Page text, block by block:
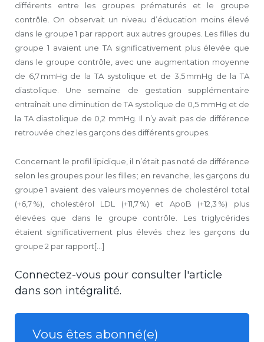
différents entre les groupes prématurés et le groupe
contrôle. On observait un niveau d’éducation moins élevé
dans le groupe 1 par rapport aux autres groupes. Les filles du
groupe 1 avaient une TA significativement plus élevée que
dans le groupe contrôle, avec une augmentation moyenne
de 6,7 mmHg de la TA systolique et de 3,5 mmHg de la TA
diastolique. Une semaine de gestation supplémentaire
entraînait une diminution de TA systolique de 0,5 mmHg et de
la TA diastolique de 0,2 mmHg. Il n’y avait pas de différence
retrouvée chez les garçons des différents groupes.
Concernant le profil lipidique, il n’était pas noté de différence
selon les groupes pour les filles ; en revanche, les garçons du
groupe 1 avaient des valeurs moyennes de cholestérol total
(+6,7 %), cholestérol LDL (+11,7 %) et ApoB (+12,3 %) plus
élevées que dans le groupe contrôle. Les triglycérides
étaient significativement plus élevés chez les garçons du
groupe 2 par rapport[...]
Connectez-vous pour consulter l'article
dans son intégralité.
Vous êtes abonné(e)